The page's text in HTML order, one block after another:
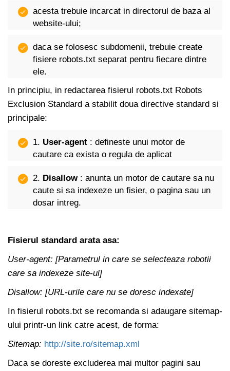
acesta trebuie incarcat in directorul de baza al
website-ului;
daca se folosesc subdomenii, trebuie create
fisiere robots.txt separat pentru fiecare dintre
ele.
In principiu, in redactarea fisierul robots.txt Robots
Exclusion Standard a stabilit doua directive standard si
principale:
1. User-agent : defineste unui motor de
cautare ca exista o regula de aplicat
2. Disallow: anunta un motor de cautare sa nu
caute si sa indexeze un fisier, o pagina sau un
dosar intreg.
Fisierul standard arata asa:
User-agent: [Parametrul in care se selecteaza robotii
care sa indexeze site-ul]
Disallow: [URL-urile care nu se doresc indexate]
In fisierul robots.txt se recomanda si adaugare sitemap-
ului printr-un link catre acest, de forma:
Sitemap: http://site.ro/sitemap.xml
Daca se doreste excluderea mai multor pagini sau